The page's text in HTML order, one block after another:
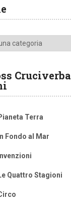
Cruciverba
Terra
Fondo al Mar
Quattro Stagioni